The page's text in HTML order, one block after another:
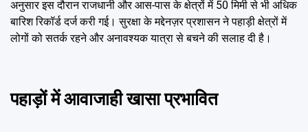
अनुसार इस दौरान राजधानी और आस-पास के क्षेत्रों में 50 मिमी से भी अधिक
बारिश रिकॉर्ड दर्ज करी गई। सुरक्षा के मद्देनज़र प्रशासन ने पहाड़ी क्षेत्रों में
लोगों को सतर्क रहने और अनावश्यक यात्रा से बचने की सलाह दी है।
पहाड़ों में आवाजाही खासा प्रभावित